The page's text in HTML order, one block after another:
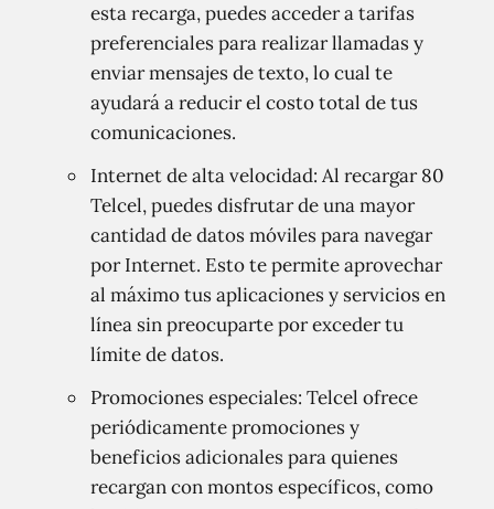
esta recarga, puedes acceder a tarifas
preferenciales para realizar llamadas y
enviar mensajes de texto, lo cual te
ayudará a reducir el costo total de tus
comunicaciones.
Internet de alta velocidad: Al recargar 80
Telcel, puedes disfrutar de una mayor
cantidad de datos móviles para navegar
por Internet. Esto te permite aprovechar
al máximo tus aplicaciones y servicios en
línea sin preocuparte por exceder tu
límite de datos.
Promociones especiales: Telcel ofrece
periódicamente promociones y
beneficios adicionales para quienes
recargan con montos específicos, como